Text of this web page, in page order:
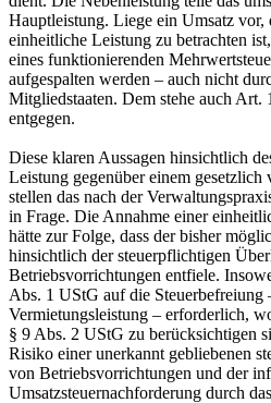
Hauptleistung. Liege ein Umsatz vor,
einheitliche Leistung zu betrachten
eines funktionierenden
aufgespalten werden – auch nicht
Mitgliedstaaten. Dem stehe auch
entgegen.
Diese klaren Aussagen hinsichtlich
Leistung gegenüber einem
stellen das nach der
in Frage. Die Annahme einer
hätte zur Folge, dass der bisher
hinsichtlich der steuerpflichtigen
Betriebsvorrichtungen entfiele.
Abs. 1 UStG auf die Steuerbefreiung
Vermietungsleistung – erforderlich,
§ 9 Abs. 2 UStG zu berücksichtigen
Risiko einer unerkannt gebliebenen
von Betriebsvorrichtungen und der
Umsatzsteuernachforderung durch